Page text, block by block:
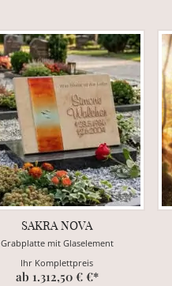
SAKRA NOVA
Grabplatte mit Glaselement
Ihr Komplettpreis
ab 1.312,50 € €*